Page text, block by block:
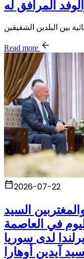
بين البلدين الشقيقين
Read more
2026-07-22
السيد
في العاصمة
لدى سوريا
آيدين أوهارا